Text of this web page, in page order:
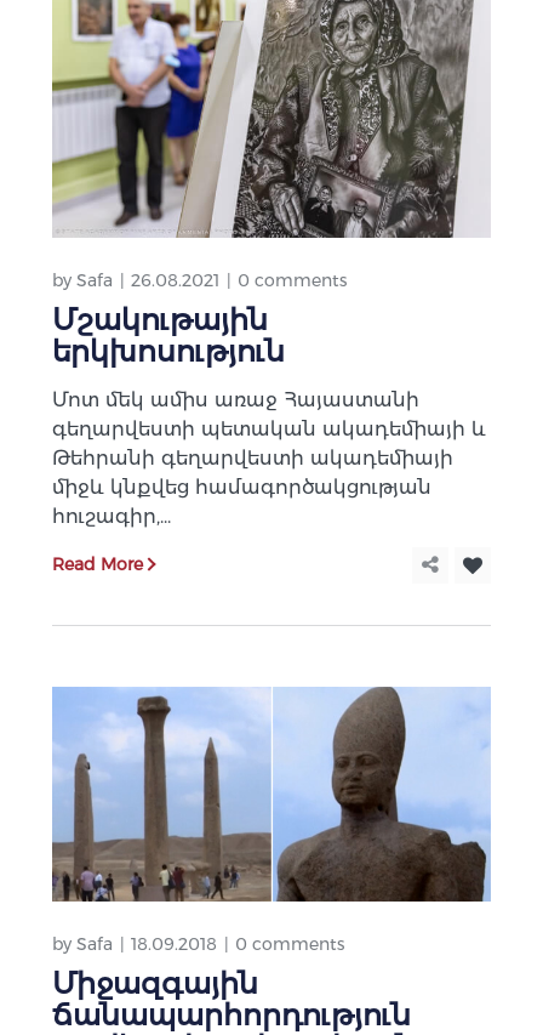
by Safa 26.08.2021 0 comments
Մշակութային
երկխոսություն
Մոտ մեկ ամիս առաջ Հայաստանի
գեղարվեստի պետական ակադեմիայի և
Թեհրանի գեղարվեստի ակադեմիայի
միջև կնքվեց համագործակցության
հուշագիր,...
Read More
by Safa 18.09.2018 0 comments
Միջազգային
ճանապարհորդություն